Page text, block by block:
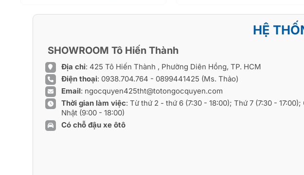
HỆ
SHOWROOM Tô Hiến Thành
Địa chỉ: 425 Tô Hiến Thành , Phường Diên Hồng, TP. HCM
Điện thoại: 0938.704.764 - 0899441425 (Ms. Thảo)
Email: ngocquyen425tht@totongocquyen.com
Thời gian làm việc: Từ thứ 2 - thứ 6 (7:30 - 18:00); Thứ 7 (7:30 - 17:00);
Nhật (9:00 - 18:00)
Có chỗ đậu xe ôtô